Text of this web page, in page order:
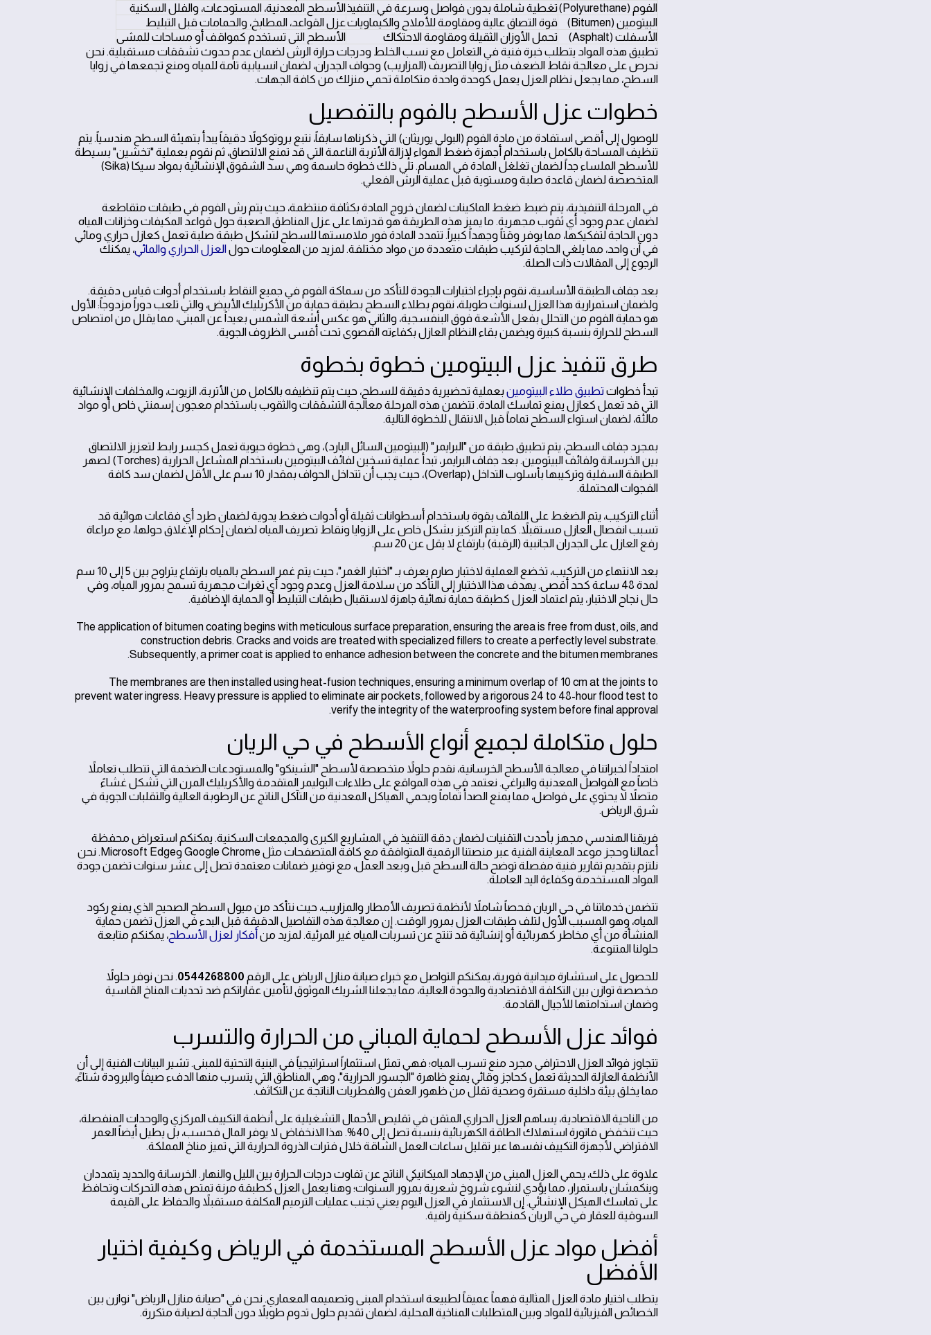
الفوم (Polyurethane)
تغطية شاملة بدون فواصل وسرعة في التنفيذالأسطح المعدنية، المستودعات، والفلل السكنية
البيتومين (Bitumen)
قوة التصاق عالية ومقاومة للأملاح والكيماوياتعزل القواعد، المطابخ، والحمامات قبل التبليط
الأسفلت (Asphalt)
تحمل الأوزان الثقيلة ومقاومة الاحتكاك
الأسطح التي تستخدم كمواقف أو مساحات للمشي
تطبيق هذه المواد يتطلب خبرة فنية في التعامل مع نسب الخلط ودرجات حرارة الرش لضمان عدم حدوث تشققات مستقبلية. نحن
نحرص على معالجة نقاط الضعف مثل زوايا التصريف (المزاريب) وحواف الجدران، لضمان انسيابية تامة للمياه ومنع تجمعها في زوايا
السطح، مما يجعل نظام العزل يعمل كوحدة واحدة متكاملة تحمي منزلك من كافة الجهات.
خطوات عزل الأسطح بالفوم بالتفصيل
للوصول إلى أقصى استفادة من مادة الفوم (البولي يوريثان) التي ذكرناها سابقاً، نتبع بروتوكولاً دقيقاً يبدأ بتهيئة السطح هندسياً. يتم
تنظيف المساحة بالكامل باستخدام أجهزة ضغط الهواء لإزالة الأتربة الناعمة التي قد تمنع الالتصاق، ثم نقوم بعملية "تخشين" بسيطة
للأسطح الملساء جداً لضمان تغلغل المادة في المسام. تلي ذلك خطوة حاسمة وهي سد الشقوق الإنشائية بمواد سيكا (Sika)
المتخصصة لضمان قاعدة صلبة ومستوية قبل عملية الرش الفعلي.
في المرحلة التنفيذية، يتم ضبط ضغط الماكينات لضمان خروج المادة بكثافة منتظمة، حيث يتم رش الفوم في طبقات متقاطعة
لضمان عدم وجود أي ثقوب مجهرية. ما يميز هذه الطريقة هو قدرتها على عزل المناطق الصعبة حول قواعد المكيفات وخزانات المياه
دون الحاجة لتفكيكها، مما يوفر وقتاً وجهداً كبيراً. تتمدد المادة فور ملامستها للسطح لتشكل طبقة صلبة تعمل كعازل حراري ومائي
في آن واحد، مما يلغي الحاجة لتركيب طبقات متعددة من مواد مختلفة. لمزيد من المعلومات حولالعزل الحراري والمائي، يمكنك
الرجوع إلى المقالات ذات الصلة.
بعد جفاف الطبقة الأساسية، نقوم بإجراء اختبارات الجودة للتأكد من سماكة الفوم في جميع النقاط باستخدام أدوات قياس دقيقة.
ولضمان استمرارية هذا العزل لسنوات طويلة، نقوم بطلاء السطح بطبقة حماية من الأكريليك الأبيض، والتي تلعب دوراً مزدوجاً: الأول
هو حماية الفوم من التحلل بفعل الأشعة فوق البنفسجية، والثاني هو عكس أشعة الشمس بعيداً عن المبنى، مما يقلل من امتصاص
السطح للحرارة بنسبة كبيرة ويضمن بقاء النظام العازل بكفاءته القصوى تحت أقسى الظروف الجوية.
طرق تنفيذ عزل البيتومين خطوة بخطوة
تبدأ خطواتتطبيق طلاء البيتومينبعملية تحضيرية دقيقة للسطح، حيث يتم تنظيفه بالكامل من الأتربة، الزيوت، والمخلفات الإنشائية
التي قد تعمل كعازل يمنع تماسك المادة. تتضمن هذه المرحلة معالجة التشققات والثقوب باستخدام معجون إسمنتي خاص أو مواد
مالئة، لضمان استواء السطح تماماً قبل الانتقال للخطوة التالية.
بمجرد جفاف السطح، يتم تطبيق طبقة من "البرايمر" (البيتومين السائل البارد)، وهي خطوة حيوية تعمل كجسر رابط لتعزيز الالتصاق
بين الخرسانة ولفائف البيتومين. بعد جفاف البرايمر، تبدأ عملية تسخين لفائف البيتومين باستخدام المشاعل الحرارية (Torches) لصهر
الطبقة السفلية وتركيبها بأسلوب التداخل (Overlap)، حيث يجب أن تتداخل الحواف بمقدار 10 سم على الأقل لضمان سد كافة
الفجوات المحتملة.
أثناء التركيب، يتم الضغط على اللفائف بقوة باستخدام أسطوانات ثقيلة أو أدوات ضغط يدوية لضمان طرد أي فقاعات هوائية قد
تسبب انفصال العازل مستقبلاً. كما يتم التركيز بشكل خاص على الزوايا ونقاط تصريف المياه لضمان إحكام الإغلاق حولها، مع مراعاة
رفع العازل على الجدران الجانبية (الرقبة) بارتفاع لا يقل عن 20 سم.
بعد الانتهاء من التركيب، تخضع العملية لاختبار صارم يعرف بـ "اختبار الغمر"، حيث يتم غمر السطح بالمياه بارتفاع يتراوح بين 5 إلى 10 سم
لمدة 48 ساعة كحد أقصى. يهدف هذا الاختبار إلى التأكد من سلامة العزل وعدم وجود أي ثغرات مجهرية تسمح بمرور المياه، وفي
حال نجاح الاختبار، يتم اعتماد العزل كطبقة حماية نهائية جاهزة لاستقبال طبقات التبليط أو الحماية الإضافية.
The application of bitumen coating begins with meticulous surface preparation, ensuring the area is free from dust, oils, and
construction debris. Cracks and voids are treated with specialized fillers to create a perfectly level substrate.
Subsequently, a primer coat is applied to enhance adhesion between the concrete and the bitumen membranes.
The membranes are then installed using heat-fusion techniques, ensuring a minimum overlap of 10 cm at the joints to
prevent water ingress. Heavy pressure is applied to eliminate air pockets, followed by a rigorous 24 to 48-hour flood test to
verify the integrity of the waterproofing system before final approval.
حلول متكاملة لجميع أنواع الأسطح في حي الريان
امتداداً لخبراتنا في معالجة الأسطح الخرسانية، نقدم حلولاً متخصصة لأسطح "الشينكو" والمستودعات الضخمة التي تتطلب تعاملاً
خاصاً مع الفواصل المعدنية والبراغي. نعتمد في هذه المواقع على طلاءات البوليمر المتقدمة والأكريليك المرن التي تشكل غشاءً
متصلاً لا يحتوي على فواصل، مما يمنع الصدأ تماماً ويحمي الهياكل المعدنية من التآكل الناتج عن الرطوبة العالية والتقلبات الجوية في
شرق الرياض.
فريقنا الهندسي مجهز بأحدث التقنيات لضمان دقة التنفيذ في المشاريع الكبرى والمجمعات السكنية. يمكنكم استعراض محفظة
أعمالنا وحجز موعد المعاينة الفنية عبر منصتنا الرقمية المتوافقة مع كافة المتصفحات مثل Google Chrome وMicrosoft Edge. نحن
نلتزم بتقديم تقارير فنية مفصلة توضح حالة السطح قبل وبعد العمل، مع توفير ضمانات معتمدة تصل إلى عشر سنوات تضمن جودة
المواد المستخدمة وكفاءة اليد العاملة.
تتضمن خدماتنا في حي الريان فحصاً شاملاً لأنظمة تصريف الأمطار والمزاريب، حيث نتأكد من ميول السطح الصحيح الذي يمنع ركود
المياه، وهو المسبب الأول لتلف طبقات العزل بمرور الوقت. إن معالجة هذه التفاصيل الدقيقة قبل البدء في العزل تضمن حماية
المنشأة من أي مخاطر كهربائية أو إنشائية قد تنتج عن تسربات المياه غير المرئية. لمزيد من أفكار لعزل الأسطح، يمكنكم متابعة
حلولنا المتنوعة.
للحصول على استشارة ميدانية فورية، يمكنكم التواصل مع خبراء صيانة منازل الرياض على الرقم 0544268800. نحن نوفر حلولاً
مخصصة توازن بين التكلفة الاقتصادية والجودة العالية، مما يجعلنا الشريك الموثوق لتأمين عقاراتكم ضد تحديات المناخ القاسية
وضمان استدامتها للأجيال القادمة.
فوائد عزل الأسطح لحماية المباني من الحرارة والتسرب
تتجاوز فوائد العزل الاحترافي مجرد منع تسرب المياه؛ فهي تمثل استثماراً استراتيجياً في البنية التحتية للمبنى. تشير البيانات الفنية إلى أن
الأنظمة العازلة الحديثة تعمل كحاجز وقائي يمنع ظاهرة "الجسور الحرارية"، وهي المناطق التي يتسرب منها الدفء صيفاً والبرودة شتاءً،
مما يخلق بيئة داخلية مستقرة وصحية تقلل من ظهور العفن والفطريات الناتجة عن التكاثف.
من الناحية الاقتصادية، يساهم العزل الحراري المتقن في تقليص الأحمال التشغيلية على أنظمة التكييف المركزي والوحدات المنفصلة،
حيث تنخفض فاتورة استهلاك الطاقة الكهربائية بنسبة تصل إلى 40%. هذا الانخفاض لا يوفر المال فحسب، بل يطيل أيضاً العمر
الافتراضي لأجهزة التكييف نفسها عبر تقليل ساعات العمل الشاقة خلال فترات الذروة الحرارية التي تميز مناخ المملكة.
علاوة على ذلك، يحمي العزل المبنى من الإجهاد الميكانيكي الناتج عن تفاوت درجات الحرارة بين الليل والنهار. الخرسانة والحديد يتمددان
وينكمشان باستمرار، مما يؤدي لنشوء شروخ شعرية بمرور السنوات؛ وهنا يعمل العزل كطبقة مرنة تمتص هذه التحركات وتحافظ
على تماسك الهيكل الإنشائي. إن الاستثمار في العزل اليوم يعني تجنب عمليات الترميم المكلفة مستقبلاً والحفاظ على القيمة
السوقية للعقار في حي الريان كمنطقة سكنية راقية.
أفضل مواد عزل الأسطح المستخدمة في الرياض وكيفية اختيار
الأفضل
يتطلب اختيار مادة العزل المثالية فهماً عميقاً لطبيعة استخدام المبنى وتصميمه المعماري. نحن في "صيانة منازل الرياض" نوازن بين
الخصائص الفيزيائية للمواد وبين المتطلبات المناخية المحلية، لضمان تقديم حلول تدوم طويلاً دون الحاجة لصيانة متكررة.